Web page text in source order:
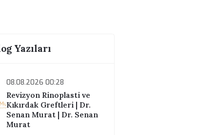
İlgili Blog Yazıları